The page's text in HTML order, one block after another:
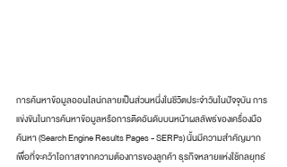
การค้นหาข้อมูลออนไลน์กลายเป็นส่วนหนึ่งในชีวิตประจำวันในปัจจุบัน การ
แข่งขันในการค้นหาข้อมูลหรือการติดอันดับบนหน้าผลลัพธ์ของเครื่องมือ
ค้นหา (Search Engine Results Pages - SERPs) นั้นมีความสำคัญมาก
เพื่อที่จะคว้าโอกาสจากความต้องการของลูกค้า ธุรกิจหลายแห่งใช้กลยุทธ์